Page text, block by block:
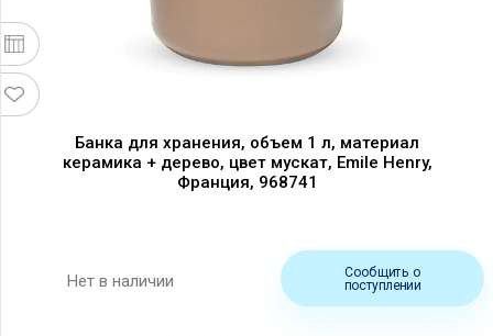
Банка для хранения, объем 1 л, материал
керамика + дерево, цвет мускат, Emile Henry,
Франция, 968741
Нет в наличии
Сообщить о
поступлении